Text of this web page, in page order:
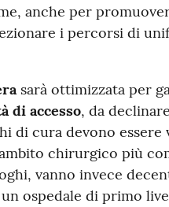
anche per
i percorsi di
sarà ottimizzata per
di accesso, da
di cura devono
chirurgico più
vanno invece
ospedale di primo